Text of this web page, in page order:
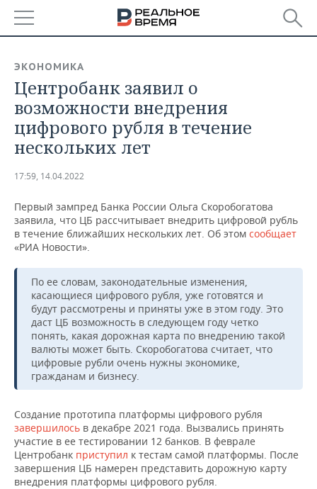
БАШКОРТОСТАН
ТАТАРСТАН
УДМУРТИЯ
НОВОСТИ
АНАЛИТИКА
НОВОСТИ АНАЛИТИКИ
ДЕКЛАРАЦИИ О ДОХОДАХ
КОРОЛИ ГОСЗАКАЗА ПФО
ВУЗЫ ТАТАРСТАНА
КОМУ ПРИНАДЛЕЖАТ
ТОРГОВЫЕ ЦЕНТРЫ
ТАТАРСТАНА
ЭКОНОМИКА
НОВОСТИ ЭКОНОМИКИ
ФИНАНСЫ
БАНКИ
БЮДЖЕТ
ИНВЕСТИЦИИ
ПРОМЫШЛЕННОСТЬ
НОВОСТИ
ПРОМЫШЛЕННОСТИ
МАШИНОСТРОЕНИЕ
НЕФТЕХИМИЯ
НЕФТЬ
ОПК
ЭНЕРГЕТИКА
НЕДВИЖИМОСТЬ
НОВОСТИ НЕДВИЖИМОСТИ
АВТО
НОВОСТИ АВТО
БИЗНЕС
НОВОСТИ БИЗНЕСА
РОЗНИЧНАЯ ТОРГОВЛЯ
ТРАНСПОРТ
УСЛУГИ
ТЕХНОЛОГИИ
НОВОСТИ ТЕХНОЛОГИЙ
МЕДИА
ТЕЛЕКОММУНИКАЦИИ
МЕРОПРИЯТИЯ
НОВОСТИ МЕРОПРИЯТИЙ
ВЫЕЗДНАЯ РЕДАКЦИЯ
БИЗНЕС-БРАНЧИ
ONLINE-КОНФЕРЕНЦИИ
СПОРТ
НОВОСТИ СПОРТА
ФУТБОЛ
ХОККЕЙ
ОБЩЕСТВО
НОВОСТИ ОБЩЕСТВА
ВЛАСТЬ
ФОТОГАЛЕРЕЯ
СЮЖЕТЫ
ЭКОНОМИКА
Центробанк заявил о
возможности внедрения
цифрового рубля в течение
нескольких лет
17:59, 14.04.2022
Первый зампред Банка России Ольга Скоробогатова
заявила, что ЦБ рассчитывает внедрить цифровой рубль
в течение ближайших нескольких лет. Об этом сообщает
«РИА Новости».
По ее словам, законодательные изменения,
касающиеся цифрового рубля, уже готовятся и
будут рассмотрены и приняты уже в этом году. Это
даст ЦБ возможность в следующем году четко
понять, какая дорожная карта по внедрению такой
валюты может быть. Скоробогатова считает, что
цифровые рубли очень нужны экономике,
гражданам и бизнесу.
Создание прототипа платформы цифрового рубля
завершилось в декабре 2021 года. Вызвались принять
участие в ее тестировании 12 банков. В феврале
Центробанк приступил к тестам самой платформы. После
завершения ЦБ намерен представить дорожную карту
внедрения платформы цифрового рубля.